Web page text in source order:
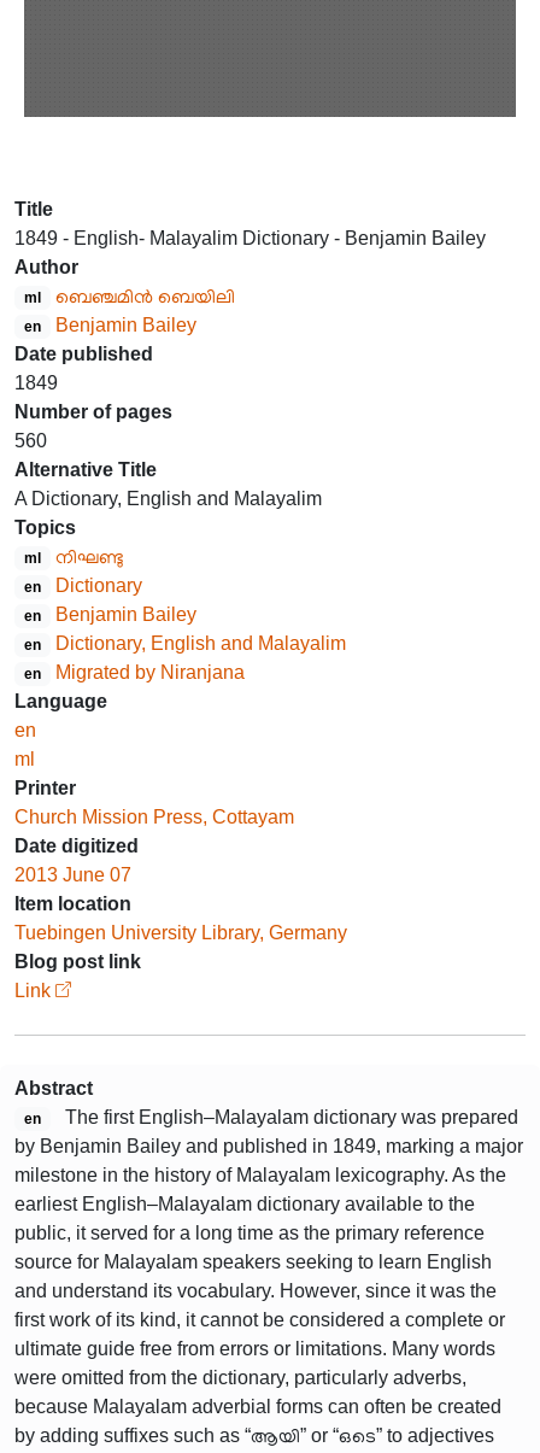
Title
1849 - English- Malayalim Dictionary - Benjamin Bailey
Author
ml ബെഞ്ചമിൻ ബെയിലി
en
Benjamin Bailey
Date published
1849
Number of pages
560
Alternative Title
A Dictionary, English and Malayalim
Topics
ml നിഘണ്ടു
en Dictionary
en Benjamin Bailey
en Dictionary, English and Malayalim
en
Migrated by Niranjana
Language
en
ml
Printer
Church Mission Press, Cottayam
Date digitized
2013 June 07
Item location
Tuebingen University Library, Germany
Blog post link
Link
Abstract
en
The first English–Malayalam dictionary was prepared
by Benjamin Bailey and published in 1849, marking a major
milestone in the history of Malayalam lexicography. As the
earliest English–Malayalam dictionary available to the
public, it served for a long time as the primary reference
source for Malayalam speakers seeking to learn English
and understand its vocabulary. However, since it was the
first work of its kind, it cannot be considered a complete or
ultimate guide free from errors or limitations. Many words
were omitted from the dictionary, particularly adverbs,
because Malayalam adverbial forms can often be created
by adding suffixes such as “ആയി” or “ഒടെ” to adjectives